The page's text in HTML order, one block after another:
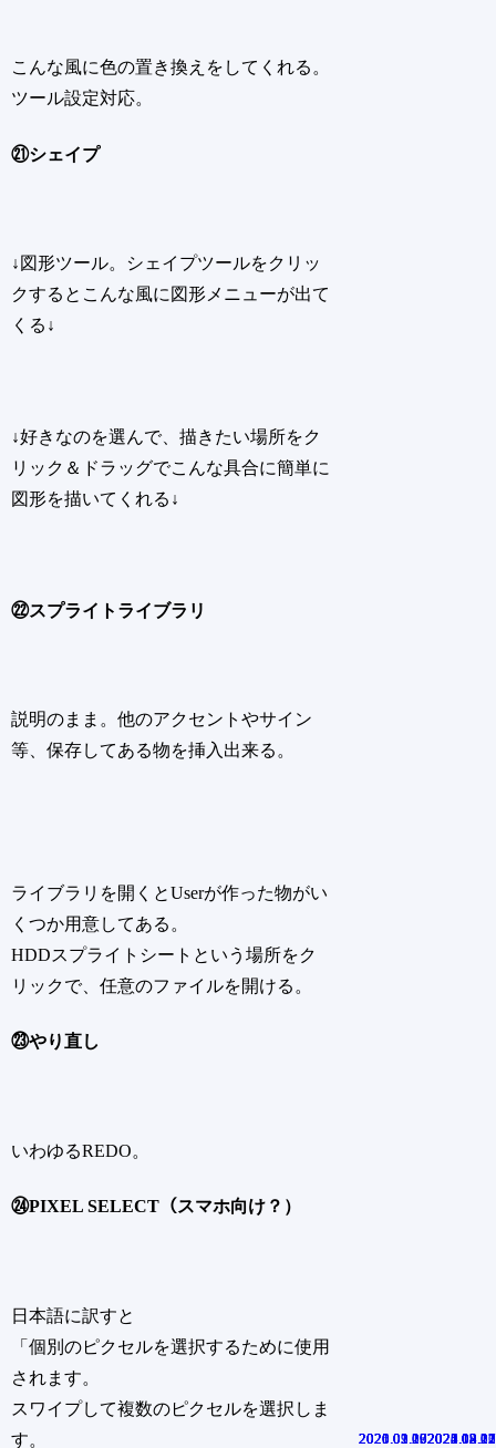
こんな風に色の置き換えをしてくれる。
ツール設定対応。
㉑シェイプ
↓図形ツール。シェイプツールをクリッ
クするとこんな風に図形メニューが出て
くる↓
↓好きなのを選んで、描きたい場所をク
リック＆ドラッグでこんな具合に簡単に
図形を描いてくれる↓
㉒スプライトライブラリ
説明のまま。他のアクセントやサイン
等、保存してある物を挿入出来る。
ライブラリを開くとUserが作った物がい
くつか用意してある。
HDDスプライトシートという場所をク
リックで、任意のファイルを開ける。
㉓やり直し
いわゆるREDO。
㉔PIXEL SELECT（スマホ向け？）
日本語に訳すと
「個別のピクセルを選択するために使用
されます。
スワイプして複数のピクセルを選択しま
す。
2020.01.092022.12.21
2020.09.172022.09.21
2020.01.202020.02.02
2021.02.232021.03.22
2025.08.13
2025.03.062025.04.10
2025.02.07
2024.12.17